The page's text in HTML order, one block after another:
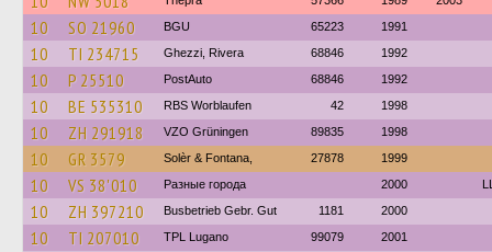
10 SO 21960 BGU 65223 1991
10 TI 234715 Ghezzi, Rivera 68846 1992
10 P 25510 PostAuto 68846 1992
10 BE 535310 RBS Worblaufen 42 1998
10 ZH 291918 VZO Grüningen 89835 1998
10 GR 3579 Solèr & Fontana, 27878 1999
10 VS 38'010 Разные города 2000
10 ZH 397210 Busbetrieb Gebr. Gut 1181 2000
10 TI 207010 TPL Lugano 99079 2001